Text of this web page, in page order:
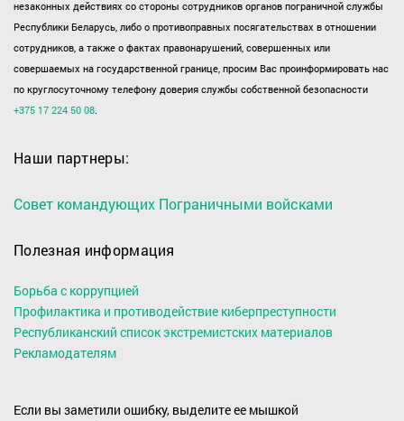
незаконных действиях со стороны сотрудников органов пограничной службы
Республики Беларусь, либо о противоправных посягательствах в отношении
сотрудников, а также о фактах правонарушений, совершенных или
совершаемых на государственной границе, просим Вас проинформировать нас
по круглосуточному телефону доверия службы собственной безопасности
+375 17 224 50 08.
Наши партнеры:
Совет командующих Пограничными войсками
Полезная информация
Борьба с коррупцией
Профилактика и противодействие киберпреступности
Республиканский список экстремистских материалов
Рекламодателям
Если вы заметили ошибку, выделите ее мышкой